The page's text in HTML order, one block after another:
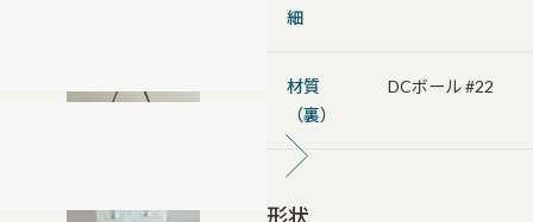
細
材質
（裏）
DCボール #22
形状